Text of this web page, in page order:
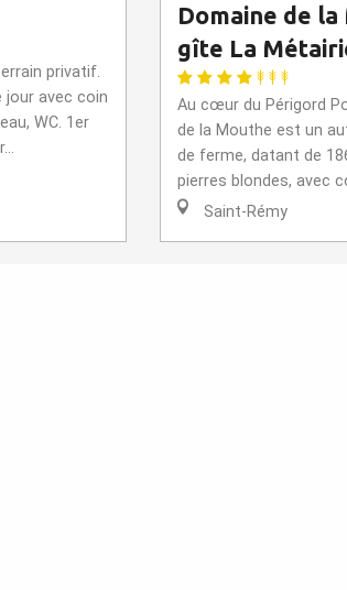
privatif.
jour avec coin
WC. 1er
Domaine de la
gîte La
Au cœur du Périgord
de la Mouthe est un
de ferme, datant de
pierres blondes, avec
Saint-Rémy